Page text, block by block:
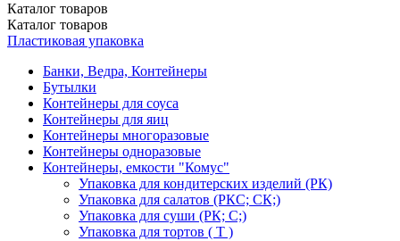
Каталог товаров
Каталог товаров
Пластиковая упаковка
Банки, Ведра, Контейнеры
Бутылки
Контейнеры для соуса
Контейнеры для яиц
Контейнеры многоразовые
Контейнеры одноразовые
Контейнеры, емкости "Комус"
Упаковка для кондитерских изделий (РК)
Упаковка для салатов (РКС; СК;)
Упаковка для суши (РК; С;)
Упаковка для тортов ( Т )